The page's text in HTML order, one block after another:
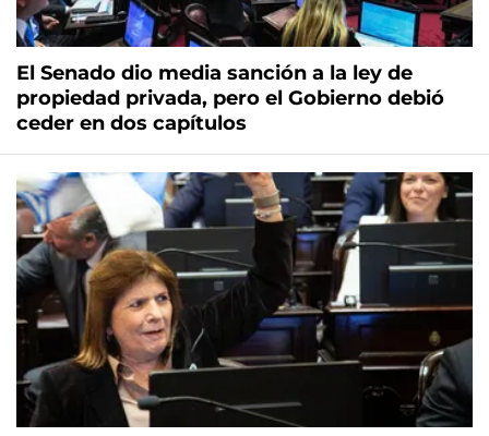
El Senado dio media sanción a la ley de
propiedad privada, pero el Gobierno debió
ceder en dos capítulos